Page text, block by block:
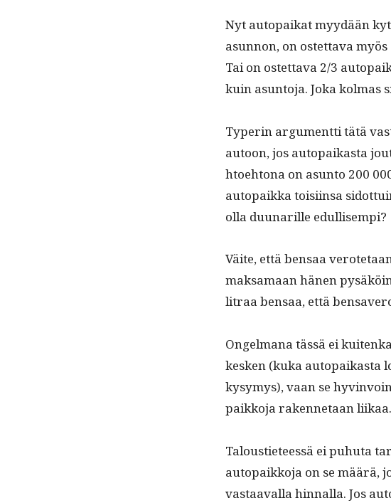
Nyt autopaikat myy­dään
asun­non, on ostet­ta­va
Tai on ostet­ta­va 2/3
kuin asun­to­ja. Joka kol­mas
Type­r­in argu­ment­ti tätä
autoon, jos autopaikas­ta
h­toe­htona on asun­to 200
autopaik­ka toisi­in­sa
olla duu­nar­ille edullisempi?
Väite, että ben­saa
mak­samaan hänen
litraa ben­saa, että
Ongel­mana tässä ei
kesken (kuka autopaikas­ta
kysymys), vaan se
paikko­ja raken­netaan liikaa.
Talousti­eteessä ei puhuta
autopaikko­ja on se määrä,
vas­taaval­la hin­nal­la. Jos